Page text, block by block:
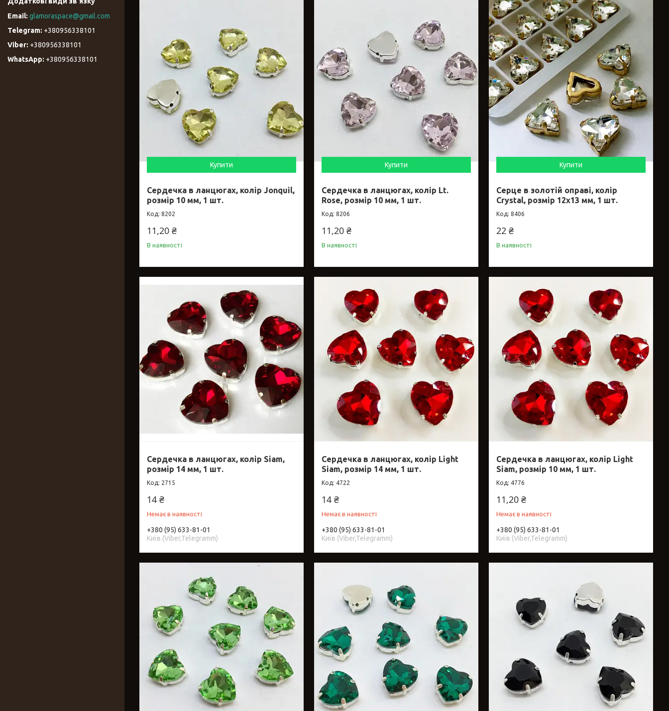
Купити
Сердечка в ланцюгах, колір Jonquil,
розмір 10 мм, 1 шт.
8202
11,20 ₴
В наявності
Купити
Сердечка в ланцюгах, колір Lt.
Rose, розмір 10 мм, 1 шт.
8206
11,20 ₴
В наявності
Купити
Серце в золотій оправі, колір
Crystal, розмір 12x13 мм, 1 шт.
8406
22 ₴
В наявності
Сердечка в ланцюгах, колір Siam,
розмір 14 мм, 1 шт.
2715
14 ₴
Немає в наявності
+380 (95) 633-81-01
Київ (Viber,Telegramm)
Сердечка в ланцюгах, колір Light
Siam, розмір 14 мм, 1 шт.
4722
14 ₴
Немає в наявності
+380 (95) 633-81-01
Київ (Viber,Telegramm)
Сердечка в ланцюгах, колір Light
Siam, розмір 10 мм, 1 шт.
4776
11,20 ₴
Немає в наявності
+380 (95) 633-81-01
Київ (Viber,Telegramm)
glamoraspace@gmail.com
+380956338101
+380956338101
+380956338101